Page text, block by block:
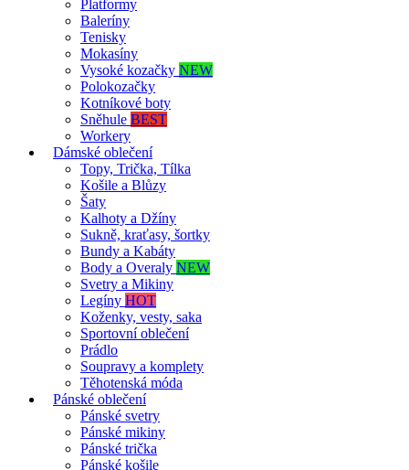
Platformy
Baleríny
Tenisky
Mokasíny
Vysoké kozačky NEW
Polokozačky
Kotníkové boty
Sněhule BEST
Workery
Dámské oblečení
Topy, Trička, Tílka
Košile a Blůzy
Šaty
Kalhoty a Džíny
Sukně, kraťasy, šortky
Bundy a Kabáty
Body a Overaly NEW
Svetry a Mikiny
Legíny HOT
Koženky, vesty, saka
Sportovní oblečení
Prádlo
Soupravy a komplety
Těhotenská móda
Pánské oblečení
Pánské svetry
Pánské mikiny
Pánské trička
Pánské košile